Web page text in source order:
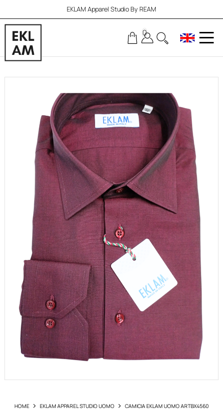
EKLAM Apparel Studio By REAM
0
HOME EKLAM APPAREL STUDIO UOMO CAMICIA EKLAM UOMO ARTBX4560